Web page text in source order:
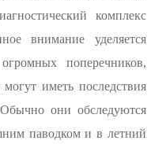
комплекс
внимание уделяется
поперечников,
иметь последствия
они обследуются
паводком и в летний